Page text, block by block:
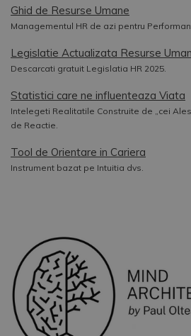
Ghid de Resurse Umane
Managementul HR de azi pentru
Legislatie Actualizata Resurse
Descarcati gratuit Legislatia HR 2025.
Statistici care ne influenteaza Viata
Intelegeti Realitatile Construite de „cei
de Reactie.
Tool de Orientare in Cariera
Instrument bazat pe Intuitia dvs.